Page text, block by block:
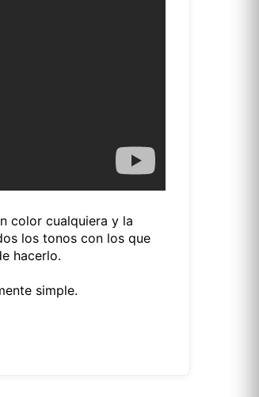
color cualquiera y la
los tonos con los que
hacerlo.
simple.